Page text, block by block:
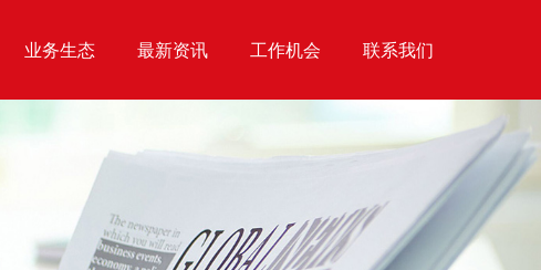
业务生态 最新资讯 工作机会 联系我们